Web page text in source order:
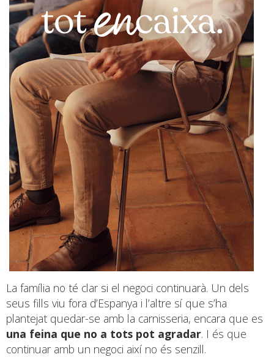
La família no té clar si el negoci continuarà. Un dels
seus fills viu fora d’Espanya i l’altre sí que s’ha
plantejat quedar-se amb la carnisseria, encara que es
una feina que no a tots pot agradar. I és que
continuar amb un negoci així no és senzill.